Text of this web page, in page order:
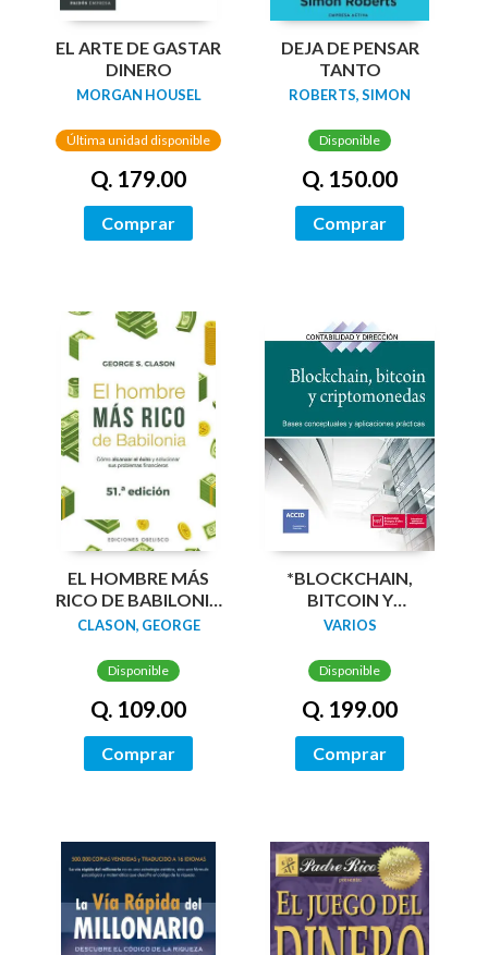
EL ARTE DE GASTAR
DINERO
MORGAN HOUSEL
Última unidad disponible
Q. 179.00
Comprar
DEJA DE PENSAR
TANTO
ROBERTS, SIMON
Disponible
Q. 150.00
Comprar
EL HOMBRE MÁS
RICO DE BABILONIA
(N.E.)
CLASON, GEORGE
Disponible
Q. 109.00
Comprar
*BLOCKCHAIN,
BITCOIN Y
CRIPTOMONEDAS
VARIOS
Disponible
Q. 199.00
Comprar